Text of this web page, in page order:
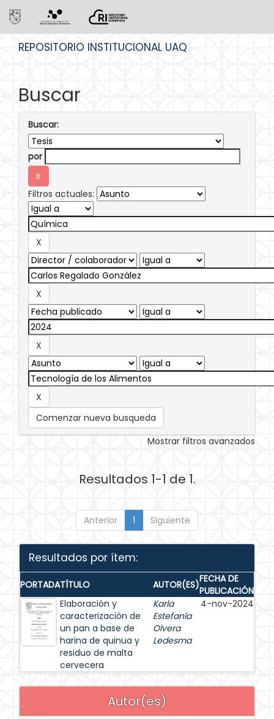
REPOSITORIO INSTITUCIONAL UAQ
Buscar
Buscar:
por
Filtros actuales:
Comenzar nueva busqueda
Mostrar filtros avanzados
Resultados 1-1 de 1.
Anterior 1 Siguiente
Resultados por ítem:
PORTADATÍTULO AUTOR(ES)FECHA DE
PUBLICACIÓN
Elaboración y
caracterización de
un pan a base de
harina de quinua y
residuo de malta
cervecera
Karla
Estefanía
Olvera
Ledesma
4-nov-2024
Autor(es)